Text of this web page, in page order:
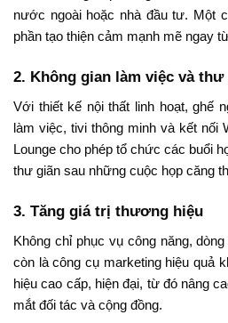
nước ngoài hoặc nhà đầu tư. Một
phần tạo thiện cảm mạnh mẽ ngay
2. Không gian làm việc và
Với thiết kế nội thất linh hoạt, ghế
làm việc, tivi thông minh và kết nối
Lounge cho phép tổ chức các buổi
thư giãn sau những cuộc họp căng
3. Tăng giá trị thương hiệu
Không chỉ phục vụ công năng,
còn là công cụ marketing hiệu quả
hiệu cao cấp, hiện đại, từ đó nâng
mắt đối tác và cộng đồng.